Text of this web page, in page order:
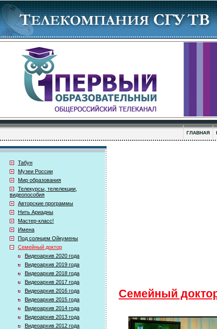
ГЛАВНАЯ
Табун
Музеи России
Мир образования
Телекурсы, телелекции,
видеопособия
Авторские программы
Нить Ариадны
Мастер-класс!
Имена
Под солнцем Ойкумены
Семейный доктор
Видеоархив 2020 года
Видеоархив 2019 года
Видеоархив 2018 года
Видеоархив 2017 года
Видеоархив 2016 года
Видеоархив 2015 года
Видеоархив 2014 года
Видеоархив 2013 года
Видеоархив 2012 года
Семейный